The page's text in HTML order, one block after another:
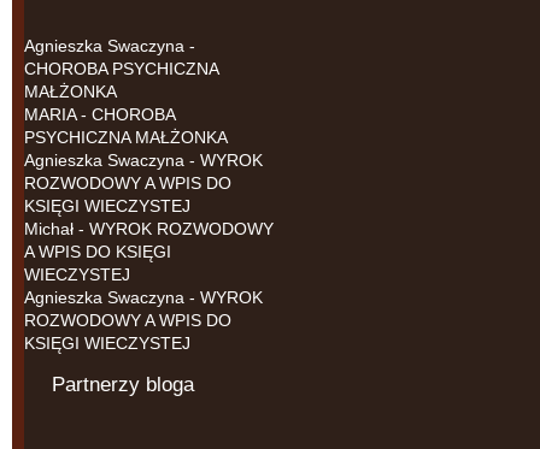
Agnieszka Swaczyna -
CHOROBA PSYCHICZNA
MAŁŻONKA
MARIA- CHOROBA
PSYCHICZNA MAŁŻONKA
Agnieszka Swaczyna - WYROK
ROZWODOWY A WPIS DO
KSIĘGI WIECZYSTEJ
Michał - WYROK ROZWODOWY
A WPIS DO KSIĘGI
WIECZYSTEJ
Agnieszka Swaczyna - WYROK
ROZWODOWY A WPIS DO
KSIĘGI WIECZYSTEJ
Partnerzy bloga